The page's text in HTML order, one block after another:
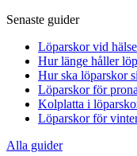
Senaste guider
Löparskor vid
Hur länge håller
Hur ska löparskor
Löparskor för
Kolplatta i
Löparskor för
Alla guider